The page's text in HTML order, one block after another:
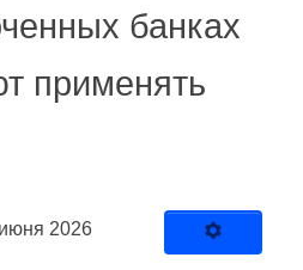
банках
применять
2026